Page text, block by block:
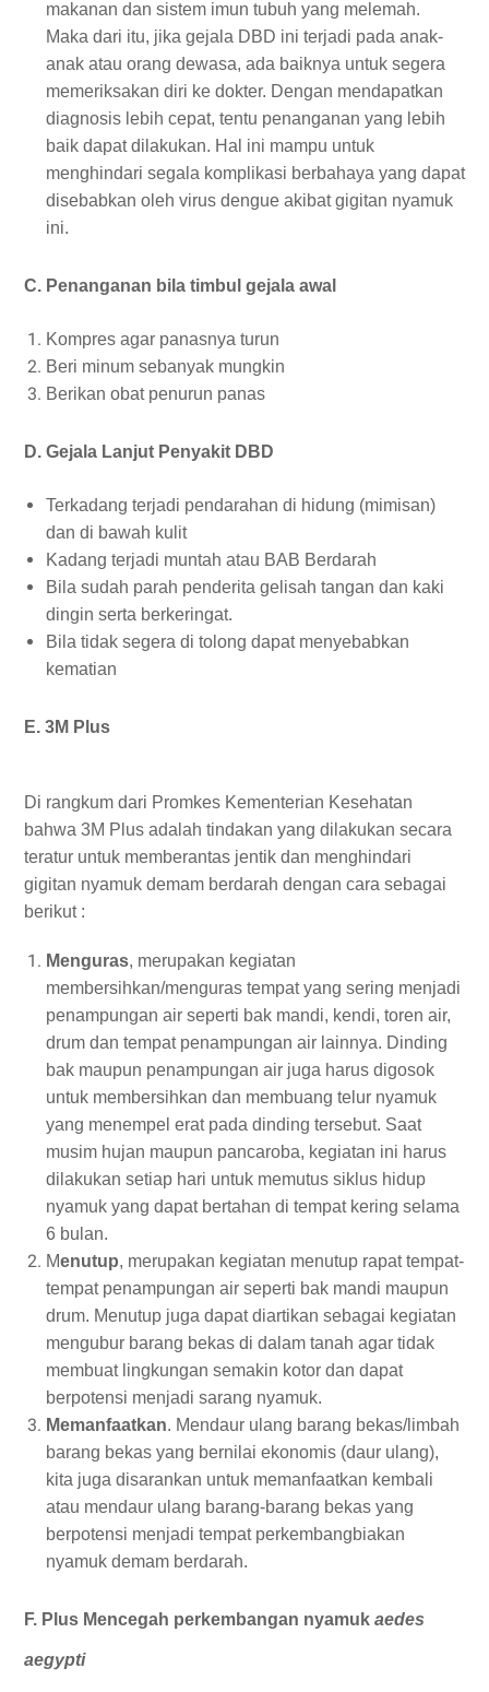
makanan dan sistem imun tubuh yang melemah.
Maka dari itu, jika gejala DBD ini terjadi pada anak-
anak atau orang dewasa, ada baiknya untuk segera
memeriksakan diri ke dokter. Dengan mendapatkan
diagnosis lebih cepat, tentu penanganan yang lebih
baik dapat dilakukan. Hal ini mampu untuk
menghindari segala komplikasi berbahaya yang dapat
disebabkan oleh virus dengue akibat gigitan nyamuk
ini.
C. Penanganan bila timbul gejala awal
Kompres agar panasnya turun
Beri minum sebanyak mungkin
Berikan obat penurun panas
D. Gejala Lanjut Penyakit DBD
Terkadang terjadi pendarahan di hidung (mimisan)
dan di bawah kulit
Kadang terjadi muntah atau BAB Berdarah
Bila sudah parah penderita gelisah tangan dan kaki
dingin serta berkeringat.
Bila tidak segera di tolong dapat menyebabkan
kematian
E. 3M Plus
Di rangkum dari Promkes Kementerian Kesehatan
bahwa 3M Plus adalah tindakan yang dilakukan secara
teratur untuk memberantas jentik dan menghindari
gigitan nyamuk demam berdarah dengan cara sebagai
berikut :
Menguras, merupakan kegiatan
membersihkan/menguras tempat yang sering menjadi
penampungan air seperti bak mandi, kendi, toren air,
drum dan tempat penampungan air lainnya. Dinding
bak maupun penampungan air juga harus digosok
untuk membersihkan dan membuang telur nyamuk
yang menempel erat pada dinding tersebut. Saat
musim hujan maupun pancaroba, kegiatan ini harus
dilakukan setiap hari untuk memutus siklus hidup
nyamuk yang dapat bertahan di tempat kering selama
6 bulan.
Menutup, merupakan kegiatan menutup rapat tempat-
tempat penampungan air seperti bak mandi maupun
drum. Menutup juga dapat diartikan sebagai kegiatan
mengubur barang bekas di dalam tanah agar tidak
membuat lingkungan semakin kotor dan dapat
berpotensi menjadi sarang nyamuk.
Memanfaatkan. Mendaur ulang barang bekas/limbah
barang bekas yang bernilai ekonomis (daur ulang),
kita juga disarankan untuk memanfaatkan kembali
atau mendaur ulang barang-barang bekas yang
berpotensi menjadi tempat perkembangbiakan
nyamuk demam berdarah.
F. Plus Mencegah perkembangan nyamuk aedes
aegypti